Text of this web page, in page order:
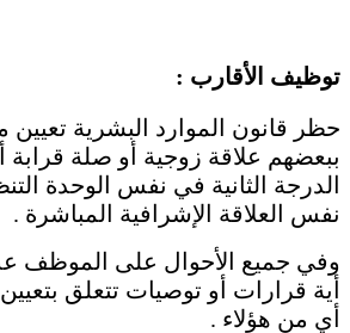
توظيف الأقارب :
حظر قانون الموارد البشرية
ببعضهم علاقة زوجية أو صلة
الدرجة الثانية في نفس الوحدة
نفس العلاقة الإشرافية المباشرة .
وفي جميع الأحوال على الموظف
أية قرارات أو توصيات تتعلق
أي من هؤلاء .